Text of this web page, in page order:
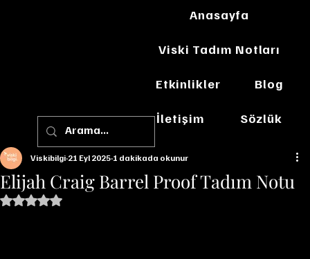
Anasayfa
Viski Tadım Notları
Etkinlikler Blog
İletişim Sözlük
Elijah Craig Barrel Proof Tadım Notu
Viskibilgi 21 Eyl 2025 1 dakikada okunur
5 üzerinden NaN yıldız